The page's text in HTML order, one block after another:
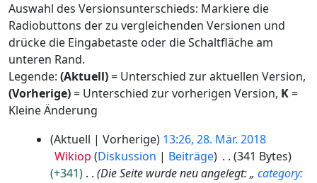
Auswahl des Versionsunterschieds: Markiere die
Radiobuttons der zu vergleichenden Versionen und
drücke die Eingabetaste oder die Schaltfläche am
unteren Rand.
Legende: (Aktuell)= Unterschied zur aktuellen Version,
(Vorherige)= Unterschied zur vorherigen Version, K=
Kleine Änderung
Aktuell Vorherige 13:26, 28. Mär. 2018
Wikiop Diskussion Beiträge
341 Bytes
+341
Die Seite wurde neu angelegt: „ category: